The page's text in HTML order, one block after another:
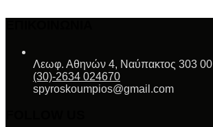
Λεωφ. Αθηνών 4, Ναύπακτος 303 00
(30)-2634 024670
spyroskoumpios@gmail.com